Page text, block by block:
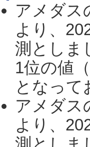
アメダス
より、
測としま
1位の値
となって
アメダス
より、